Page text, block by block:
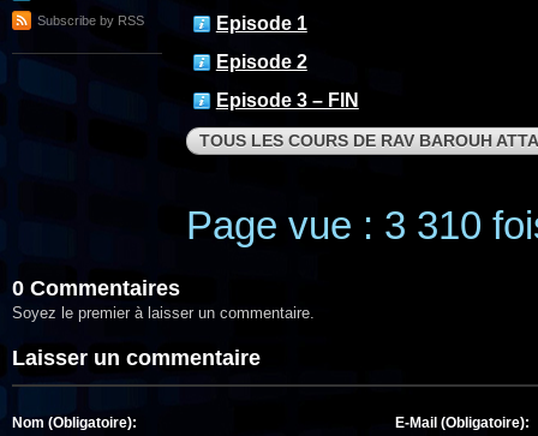
Subscribe by RSS
Episode 1
Episode 2
Episode 3 – FIN
TOUS LES COURS DE RAV BAROUH
Page vue : 3 310
0 Commentaires
Soyez le premier à laisser un commentaire.
Laisser un commentaire
Nom (Obligatoire): E-Mail (Obligatoire):